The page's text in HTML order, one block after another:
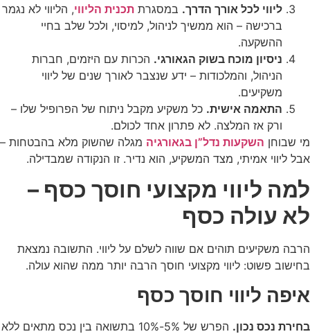
ליווי לכל אורך הדרך. במסגרת תכנית הליווי, הליווי לא נגמר
ברכישה – הוא ממשיך לניהול, למיסוי, ולכל שלב בחיי
ההשקעה.
ניסיון מוכח בשוק הגאורגי. הכרות עם היזמים, חברות
הניהול, והמלכודות – ידע שנצבר לאורך שנים של ליווי
משקיעים.
התאמה אישית. כל משקיע מקבל ניתוח של הפרופיל שלו –
ורק אז המלצה. לא פתרון אחד לכולם.
מי שבוחן השקעות נדל”ן בגאורגיה מגלה שהשוק מלא בהבטחות –
אבל ליווי אמיתי, מצד המשקיע, הוא נדיר. זו הנקודה שמבדילה.
למה ליווי מקצועי חוסך כסף –
לא עולה כסף
הרבה משקיעים תוהים אם שווה לשלם על ליווי. התשובה נמצאת
בחישוב פשוט: ליווי מקצועי חוסך הרבה יותר ממה שהוא עולה.
איפה ליווי חוסך כסף
בחירת נכס נכון.
הפרש של 5%-10% בתשואה בין נכס מתאים ללא